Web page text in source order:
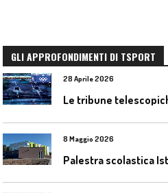
GLI APPROFONDIMENTI DI TSPORT
28 Aprile 2026
8 Maggio 2026
Palestra scolastica